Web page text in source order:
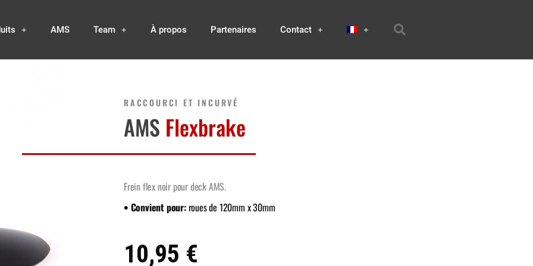
AMS Team À propos Partenaires Contact
RACCOURCI ET INCURVÉ
AMS Flexbrake
Frein flex noir pour deck AMS.
• Convient pour:roues de 120mm x 30mm
10,95 €